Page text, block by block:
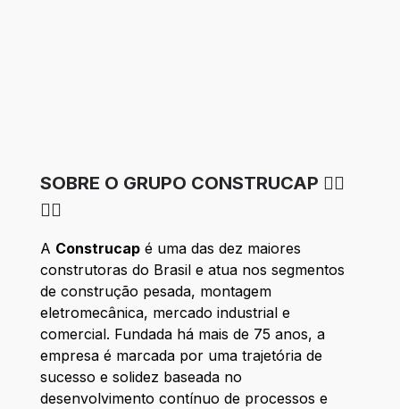
SOBRE O GRUPO CONSTRUCAP 👷‍♀️
👷‍♂️
A Construcapé uma das dez maiores
construtoras do Brasil e atua nos segmentos
de construção pesada, montagem
eletromecânica, mercado industrial e
comercial. Fundada há mais de 75 anos, a
empresa é marcada por uma trajetória de
sucesso e solidez baseada no
desenvolvimento contínuo de processos e